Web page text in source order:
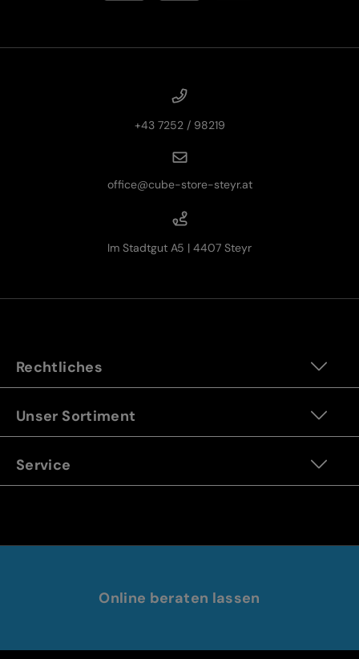
+43 7252 / 98219
office@cube-store-steyr.at
Im Stadtgut A5 | 4407 Steyr
Rechtliches
Unser Sortiment
Service
Online beraten lassen